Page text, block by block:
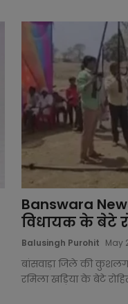
Banswara
विधायक के बेटे
Balusingh Purohit May
बांसवाड़ा जिले की
रमिला खड़िया के बेटे